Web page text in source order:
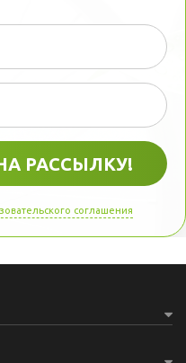
соглашения